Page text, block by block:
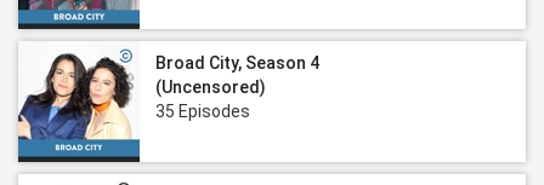
Broad City, Season 4
(Uncensored)
35 Episodes